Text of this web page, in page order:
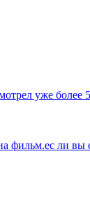
уже более
фильм.ес ли вы